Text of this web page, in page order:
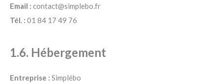
Email : contact@simplebo.fr
Tél. : 01 84 17 49 76
1.6. Hébergement
Entreprise : Simplébo